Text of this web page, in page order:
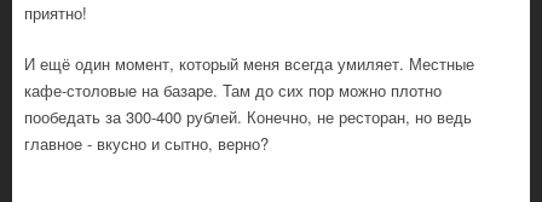
приятно!
И ещё один момент, который меня всегда умиляет. Местные
кафе-столовые на базаре. Там до сих пор можно плотно
пообедать за 300-400 рублей. Конечно, не ресторан, но ведь
главное - вкусно и сытно, верно?